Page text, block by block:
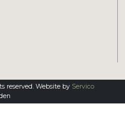
reserved. Website by Servico